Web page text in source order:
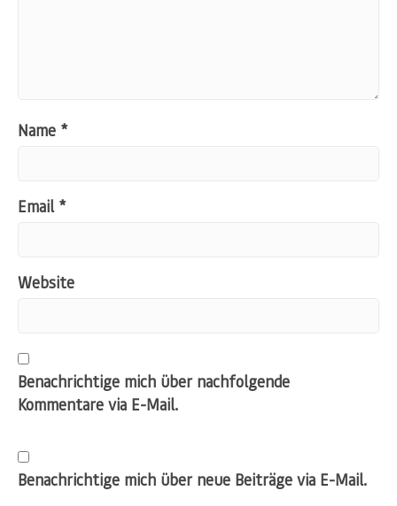
Name *
Email *
Website
Benachrichtige mich über nachfolgende
Kommentare via E-Mail.
Benachrichtige mich über neue Beiträge via E-Mail.